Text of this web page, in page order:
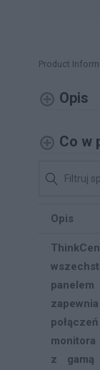
Product
Opis
Co w
Opis
monitora
z gamą